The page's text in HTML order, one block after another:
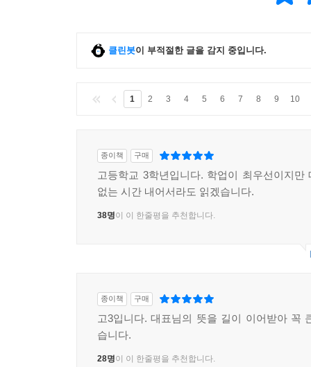
우리는 마음속에 저마다의 비석을 세우는 중이다
‘욕망의 정치’와 민주주의는 대립하는가
창조적 계급 배반 혹은 희망의 제도화
2023년 다시 만난 조국: 공부가 나를 지켜주었다
지성의 시작, 진심을 다해 사과하는 용기
어린 시절의 한자 공부, ‘공부하는 사람 조국’의 시작
2025년 정여울이 다시 쓰는 조국: 조국론(曺國論)
고통 속에서도 힘을 주는 공부
진보의 이정표를 제시하다-《성찰하는 진보》
대화하는 조국, 열린 조국의 첫인상-《진보집권플
클린봇이 부적절한 글을 감지 중입니다.
1 2 3 4 5 6 7 8 9 10
종이책 구매
고등학교 3학년입니다. 학업이 최우선이지만
없는 시간 내어서라도 읽겠습니다.
38명이 이 한줄평을 추천합니다.
종이책 구매
고3입니다. 대표님의 뜻을 길이 이어받아 꼭
습니다.
28명이 이 한줄평을 추천합니다.